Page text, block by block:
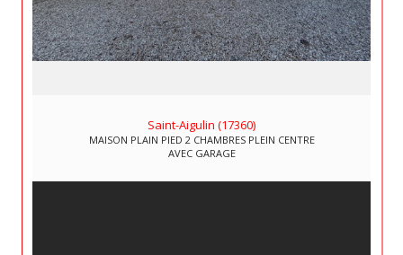
Saint-Aigulin (17360)
MAISON PLAIN PIED 2 CHAMBRES PLEIN CENTRE
AVEC GARAGE